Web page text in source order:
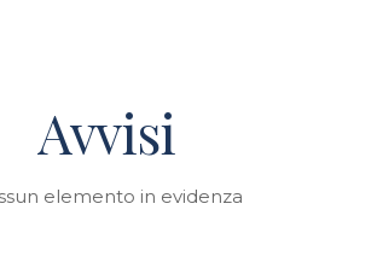
Avvisi
elemento in evidenza